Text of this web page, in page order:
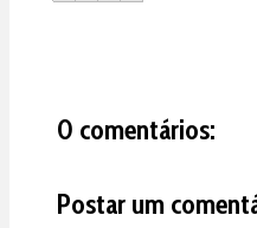
0 comentários:
Postar um